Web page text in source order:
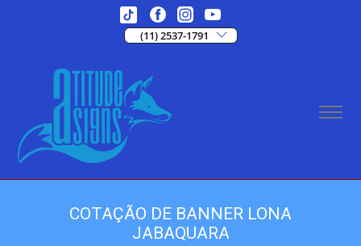
(11) 2537-1791
COTAÇÃO DE BANNER LONA
JABAQUARA